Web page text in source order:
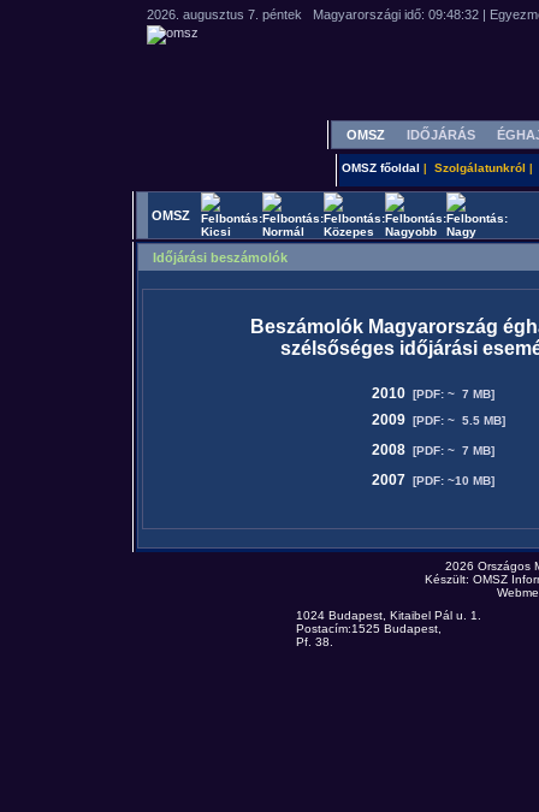
OMSZ IDŐJÁRÁS
OMSZ főoldal Szolgálatunkról
OMSZ
Időjárási beszámolók
Beszámolók Magyarország
szélsőséges időjárási
2010 [PDF: ~ 7 MB]
2009 [PDF: ~ 5.5 MB]
2008 [PDF: ~ 7 MB]
2007 [PDF: ~10 MB]
2026
Készült: OMSZ
1024 Budapest, Kitaibel Pál u. 1.
Postacím:1525 Budapest,
Pf. 38.